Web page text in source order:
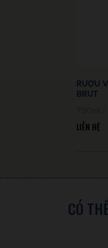
RƯỢU
BRUT
LIÊN HỆ
CÓ